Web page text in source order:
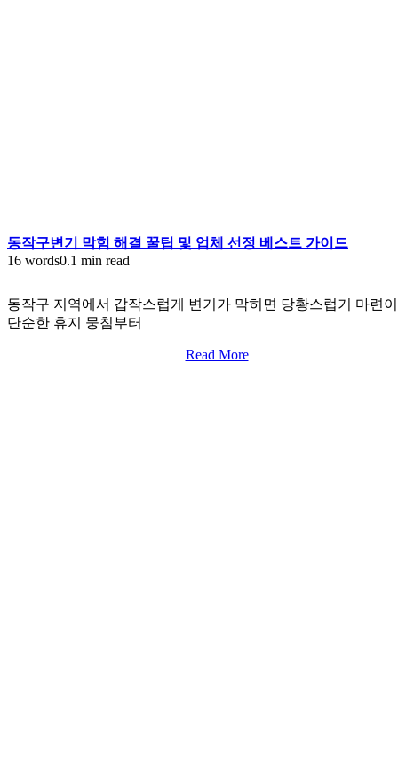
동작구변기 막힘 해결 꿀팁 및 업체 선정 베스트 가이드
16 words0.1 min read
동작구 지역에서 갑작스럽게 변기가 막히면 당황스럽기 마련
단순한 휴지 뭉침부터
Read More